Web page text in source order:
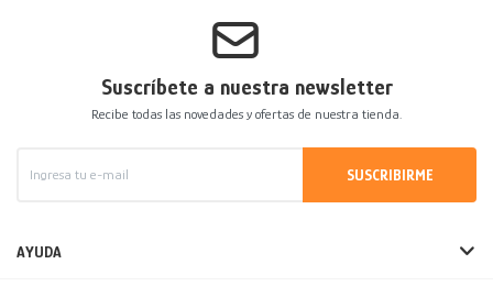
Suscríbete a nuestra newsletter
Recibe todas las novedades y ofertas de nuestra tienda.
SUSCRIBIRME
AYUDA